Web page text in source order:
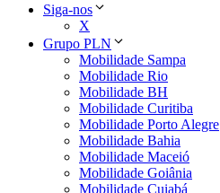
Siga-nos
X
Grupo PLN
Mobilidade Sampa
Mobilidade Rio
Mobilidade BH
Mobilidade Curitiba
Mobilidade Porto Alegre
Mobilidade Bahia
Mobilidade Maceió
Mobilidade Goiânia
Mobilidade Cuiabá